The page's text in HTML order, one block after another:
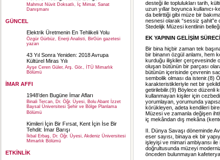
Mahmut Nüvit Doksatlı, İç Mimar, Sanat
Danışmanı
GÜNCEL
Elektrik Üretmenin En Tehlikeli Yolu
Özgür Gürbüz, Enerji Analisti, BirGün gazetesi
yazarı
43 Yıl Sonra Yeniden: 2018 Avrupa
Kültürel Miras Yılı
Ayşe Ceren Güler, Arş. Gör., İTÜ Mimarlık
Bölümü
İMAR AFFI
1948’den Bugüne İmar Afları
Binali Tercan, Dr. Öğr. Üyesi, Bolu Abant İzzet
Baysal Üniversitesi Şehir ve Bölge Planlama
Bölümü
Kimileri İçin Bir Fırsat, Kent İçin İse Bir
Tehdit: İmar Barışı
İkbal Erbaş, Dr. Öğr. Üyesi, Akdeniz Üniversitesi
Mimarlık Bölümü
ETKİNLİK
desteği ile toplulukları tarih,
uzun yıllar boyunca kullanıcı-
da belirttiği gibi müze bir
nesnesi olarak “sessiz şahit”e
Stedelijk Müzesi kentlinin
EK YAPININ GELİŞİM SÜRECİ
Bir bina hiçbir zaman tek
bir binanın özgül anlamı, hem
kurduğu ilişkiler çerçevesinde
oluşan bütünün bir parçası
bütünün içerisinde çevrenin
sembolik olması da istenir.(8)
karakteristikleriyle net bir
getirilebilir.(9) Böylece düzenli
kullanmayan kişiler için
yorumlayan, yorumunda
körükleyen, adeta kendileri
Müzesi ve zamanla değişen
iç mekândan dış mekâna
II. Dünya Savaşı döneminde
eser sayısı, binaya ek bir
işleyişi ve mimari ambiyansı ile
doğrultusunda müzeyi
önceden bulunmayan